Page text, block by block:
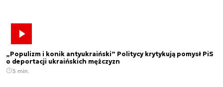
„Populizm i konik antyukraiński” Politycy krytykują pomysł PiS
o deportacji ukraińskich mężczyzn
3 min.